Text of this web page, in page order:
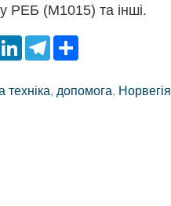
РЕБ (М1015) та інші.
w
L
e
T
g
e
техніка, допомога, Норвегія